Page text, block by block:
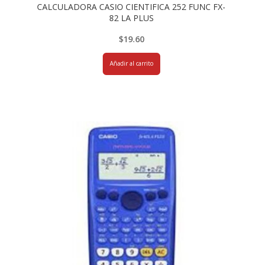
CALCULADORA CASIO CIENTIFICA 252 FUNC FX-
82 LA PLUS
$19.60
Añadir al carrito